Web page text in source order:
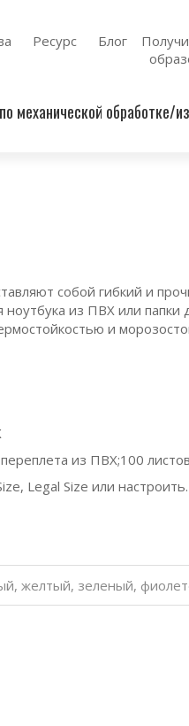
Ресурс Блог
механической обработке/
собой гибкий и
из ПВХ или папки
и
из ПВХ;100
Legal Size или настроить.
желтый, зеленый,